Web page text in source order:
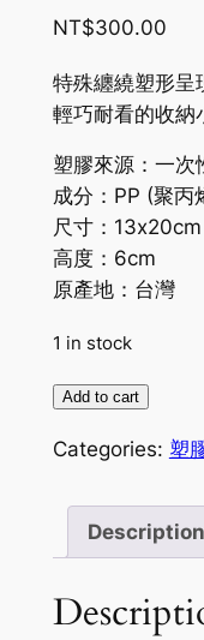
NT$300.00
特殊纏繞塑形呈
輕巧耐看的收納
塑膠來源：一次
成分： PP (聚丙
尺寸：13x20cm
高度：6cm
原產地：台灣
1 in stock
塑
再
Add to cart
Categories: 塑
Description